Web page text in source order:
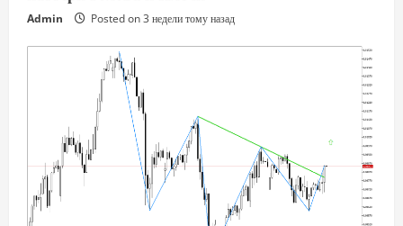
Admin Posted on 3 недели тому назад